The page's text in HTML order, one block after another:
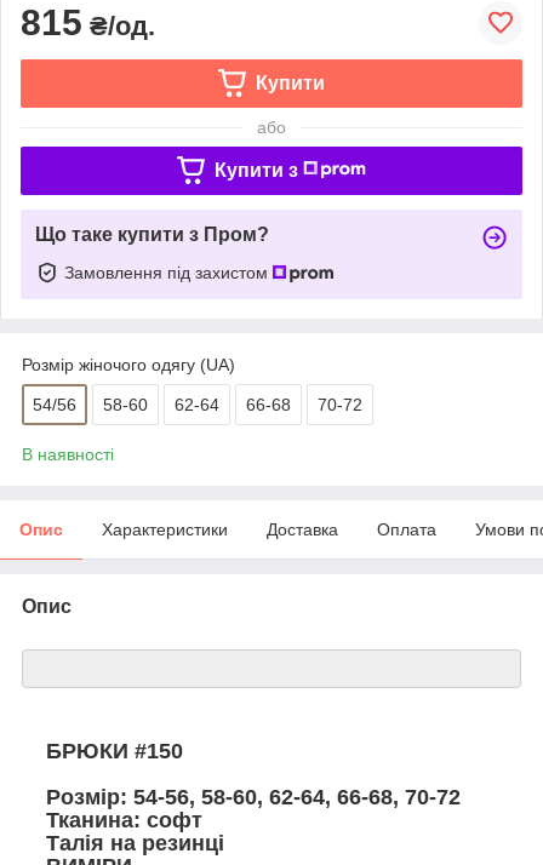
815 ₴/од.
Купити
або
Купити з
Що таке купити з Пром?
Замовлення під захистом
Розмір жіночого одягу (UA)
54/56 58-60 62-64 66-68 70-72
В наявності
Опис Характеристики Доставка Оплата Умови
Опис
БРЮКИ #150
Розмір: 54-56, 58-60, 62-64, 66-68, 70-72
Тканина: софт
Талія на резинці